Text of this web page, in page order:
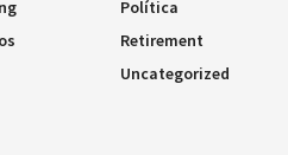
Política
Retirement
Uncategorized